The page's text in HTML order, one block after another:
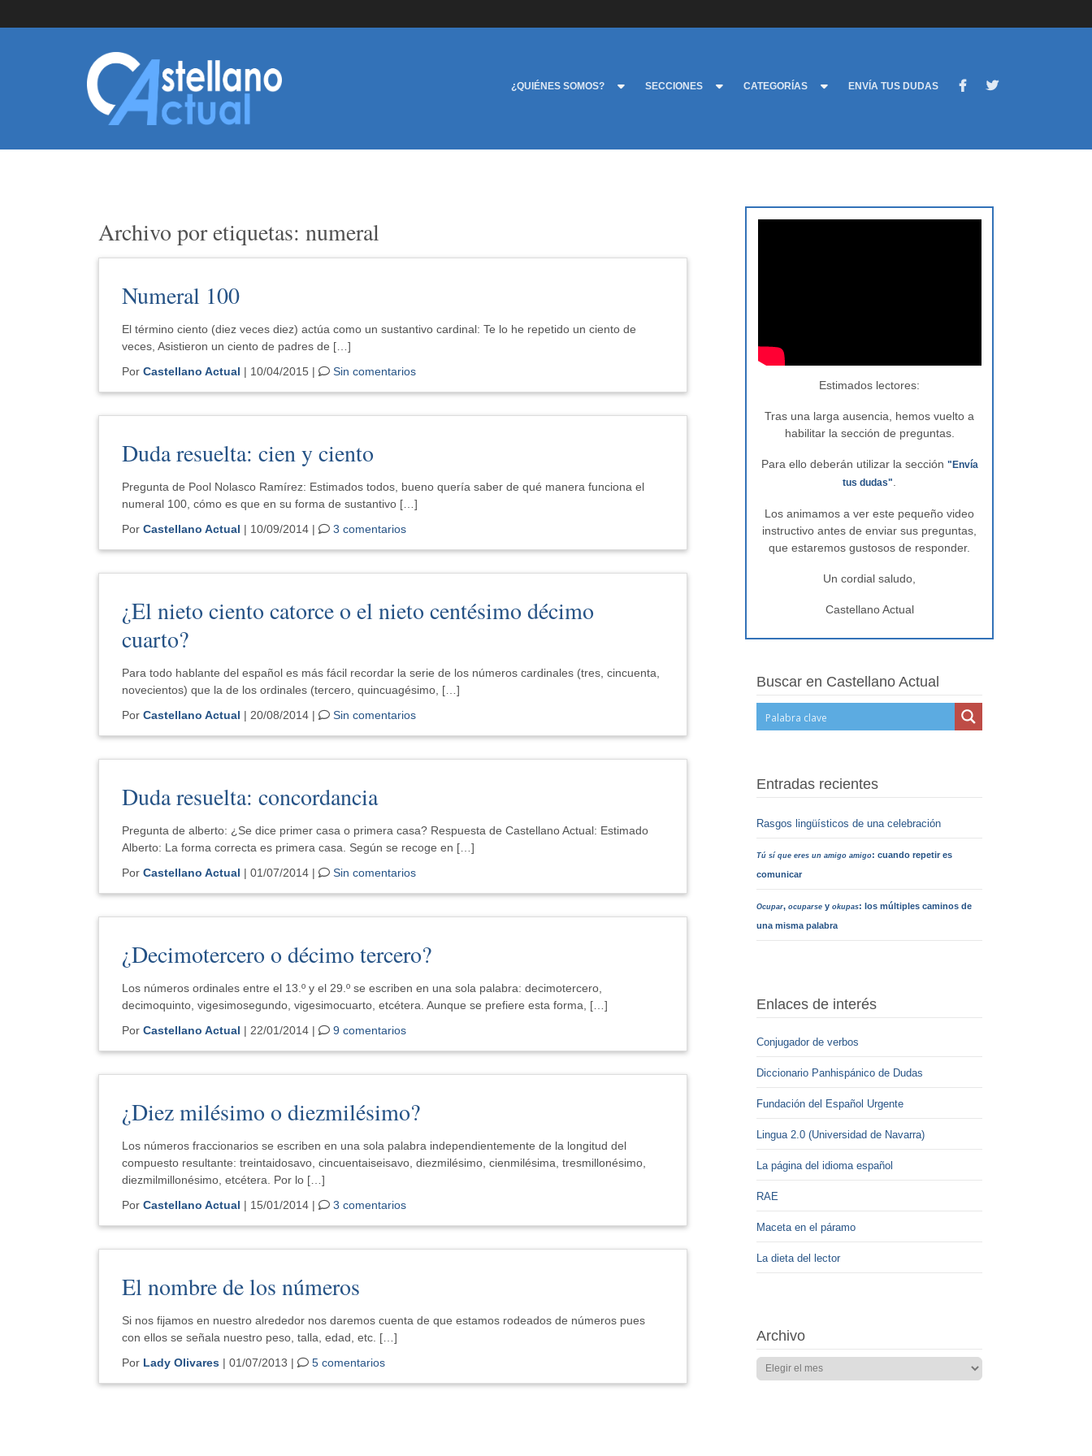
¿QUIÉNES SOMOS? SECCIONES CATEGORÍAS ENVÍA TUS DUDAS
Archivo por etiquetas: numeral
Numeral 100
El término ciento (diez veces diez) actúa como un sustantivo cardinal: Te lo he repetido un ciento de
veces, Asistieron un ciento de padres de […]
Por Castellano Actual | 10/04/2015 | Sin comentarios
Duda resuelta: cien y ciento
Pregunta de Pool Nolasco Ramírez: Estimados todos, bueno quería saber de qué manera funciona el
numeral 100, cómo es que en su forma de sustantivo […]
Por Castellano Actual | 10/09/2014 | 3 comentarios
¿El nieto ciento catorce o el nieto centésimo décimo
cuarto?
Para todo hablante del español es más fácil recordar la serie de los números cardinales (tres, cincuenta,
novecientos) que la de los ordinales (tercero, quincuagésimo, […]
Por Castellano Actual | 20/08/2014 | Sin comentarios
Duda resuelta: concordancia
Pregunta de alberto: ¿Se dice primer casa o primera casa? Respuesta de Castellano Actual: Estimado
Alberto: La forma correcta es primera casa. Según se recoge en […]
Por Castellano Actual | 01/07/2014 | Sin comentarios
¿Decimotercero o décimo tercero?
Los números ordinales entre el 13.º y el 29.º se escriben en una sola palabra: decimotercero,
decimoquinto, vigesimosegundo, vigesimocuarto, etcétera. Aunque se prefiere esta forma, […]
Por Castellano Actual | 22/01/2014 | 9 comentarios
¿Diez milésimo o diezmilésimo?
Los números fraccionarios se escriben en una sola palabra independientemente de la longitud del
compuesto resultante: treintaidosavo, cincuentaiseisavo, diezmilésimo, cienmilésima, tresmillonésimo,
diezmilmillonésimo, etcétera. Por lo […]
Por Castellano Actual | 15/01/2014 | 3 comentarios
El nombre de los números
Si nos fijamos en nuestro alrededor nos daremos cuenta de que estamos rodeados de números pues
con ellos se señala nuestro peso, talla, edad, etc. […]
Por Lady Olivares| 01/07/2013 | 5 comentarios
Estimados lectores:
Tras una larga ausencia, hemos vuelto a
habilitar la sección de preguntas.
Para ello deberán utilizar la sección "Envía
tus dudas"
Los animamos a ver este pequeño video
instructivo antes de enviar sus preguntas,
que estaremos gustosos de responder.
Un cordial saludo,
Castellano Actual
Buscar en Castellano Actual
Entradas recientes
Rasgos lingüísticos de una celebración
Tú sí que eres un amigo amigo: cuando repetir es
comunicar
Ocupar, ocuparsey okupas: los múltiples caminos de
una misma palabra
Enlaces de interés
Conjugador de verbos
Diccionario Panhispánico de Dudas
Fundación del Español Urgente
Lingua 2.0 (Universidad de Navarra)
La página del idioma español
RAE
Maceta en el páramo
La dieta del lector
Archivo